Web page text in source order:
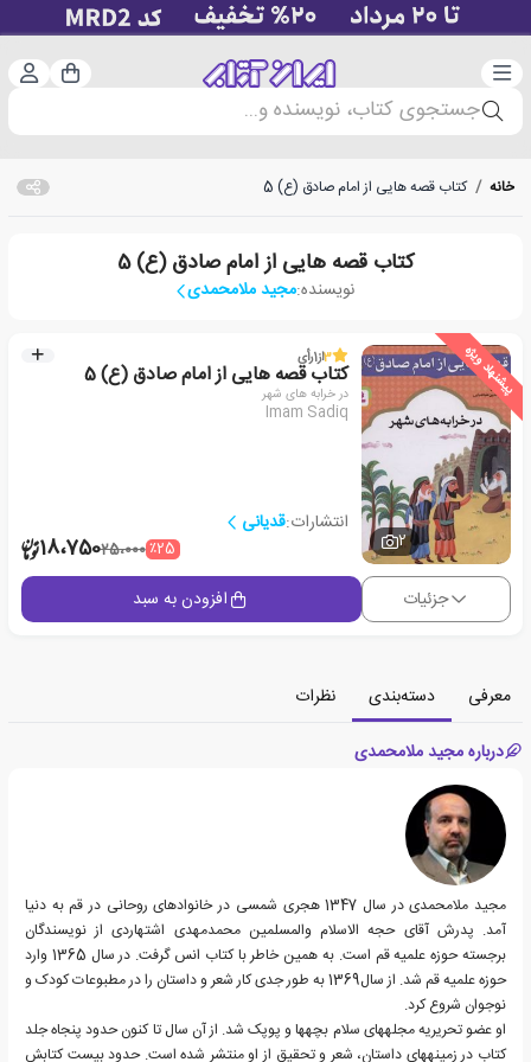
دسته‌بندی سبد
جستجوی کتاب، نویسنده و...
خانه / کتاب قصه هایی از امام صادق (ع) 5
کتاب قصه هایی از امام صادق (ع) 5
نویسنده:مجید ملامحمدی
پیشنهاد ویژه
2
3از1رأی
کتاب قصه هایی از امام صادق (ع) 5
در خرابه های شهر
Imam Sadiq
انتشارات:قدیانی
٪2525،00018،750
جزئیات افزودن به سبد
معرفی دسته‌بندی
نظرات
درباره مجید ملامحمدی
مجید ملامحمدی در سال 1347 هجری شمسی در خانواده‎ای روحانی در قم به دنیا
آمد. پدرش آقای حجه الاسلام والمسلمین محمدمهدی اشتهاردی از نویسندگان
برجسته حوزه علمیه قم است. به همین خاطر با کتاب انس گرفت. در سال 1365 وارد
حوزه علمیه قم شد. از سال1369 به طور جدی کار شعر و داستان را در مطبوعات کودک و
نوجوان شروع کرد.
او عضو تحریریه مجله‎های سلام بچه‎ها و پوپک شد. از آن سال تا کنون حدود پنجاه جلد
کتاب در زمینه‎های داستان، شعر و تحقیق از او منتشر شده است. حدود بیست کتابش